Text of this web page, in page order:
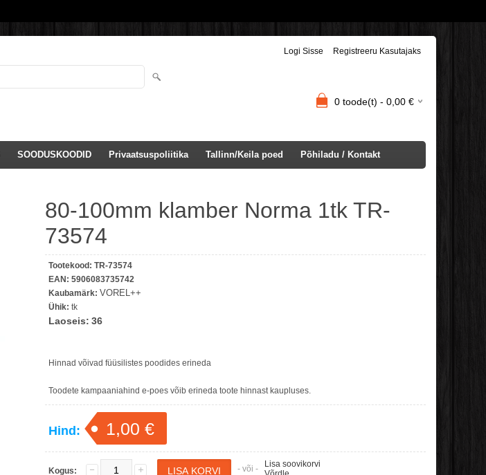
Logi Sisse Registreeru Kasutajaks
0 toode(t) - 0,00 €
SOODUSKOODID Privaatsuspoliitika Tallinn/Keila poed Põhiladu / Kontakt
80-100mm klamber Norma 1tk TR-
73574
Tootekood: TR-73574
EAN: 5906083735742
Kaubamärk: VOREL++
Ühik: tk
Laoseis: 36
Hinnad võivad füüsilistes poodides erineda
Toodete kampaaniahind e-poes võib erineda toote hinnast kaupluses.
Hind: 1,00 €
Kogus: - või - Lisa soovikorvi